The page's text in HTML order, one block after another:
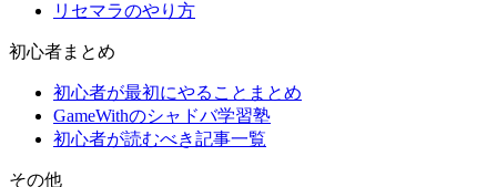
リセマラのやり方
初心者まとめ
初心者が最初にやることまとめ
GameWithのシャドバ学習塾
初心者が読むべき記事一覧
その他